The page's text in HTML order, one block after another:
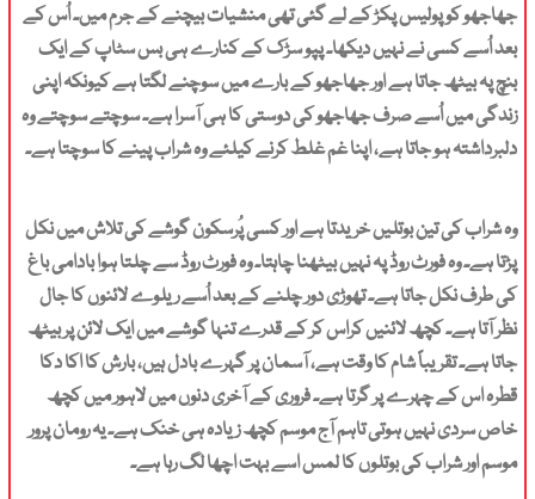
جھاجھو کو پولیس پکڑ کے لے گئی تھی منشیات بیچنے کے جرم میں۔ اُس کے
بعد اُسے کسی نے نہیں دیکھا۔ پپو سڑک کے کنارے ہی بس سٹاپ کے ایک
بنچ پہ بیٹھ جاتا ہے اور جھاجھو کے بارے میں سوچنے لگتا ہے کیونکہ اپنی
زندگی میں اُسے صرف جھاجھو کی دوستی کا ہی آسرا ہے۔ سوچتے سوچتے وہ
دلبرداشتہ ہو جاتا ہے، اپنا غم غلط کرنے کیلئے وہ شراب پینے کا سوچتا ہے۔
وہ شراب کی تین بوتلیں خریدتا ہے اور کسی پُرسکون گوشے کی تلاش میں نکل
پڑتا ہے۔ وہ فورٹ روڈ پہ نہیں بیٹھنا چاہتا۔ وہ فورٹ روڈ سے چلتا ہوا بادامی باغ
کی طرف نکل جاتا ہے۔ تھوڑی دور چلنے کے بعد اُسے ریلوے لائنوں کا جال
نظر آتا ہے۔ کچھ لائنیں کراس کر کے قدرے تنہا گوشے میں ایک لائن پر بیٹھ
جاتا ہے۔ تقریباً شام کا وقت ہے، آسمان پر گہرے بادل ہیں، بارش کا اکا دکا
قطرہ اس کے چہرے پر گرتا ہے۔ فروری کے آخری دنوں میں لاہور میں کچھ
خاص سردی نہیں ہوتی تاہم آج موسم کچھ زیادہ ہی خنک ہے۔ یہ رومان پرور
موسم اور شراب کی بوتلوں کا لمس اسے بہت اچھا لگ رہا ہے۔